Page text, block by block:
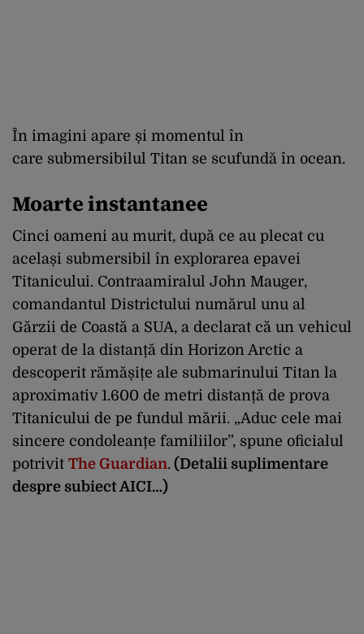
În imagini apare și momentul în
care submersibilul Titan se scufundă în ocean.
Moarte instantanee
Cinci oameni au murit, după ce au plecat cu
același submersibil în explorarea epavei
Titanicului. Contraamiralul John Mauger,
comandantul Districtului numărul unu al
Gărzii de Coastă a SUA, a declarat că un vehicul
operat de la distanță din Horizon Arctic a
descoperit rămășițe ale submarinului Titan la
aproximativ 1.600 de metri distanță de prova
Titanicului de pe fundul mării. „Aduc cele mai
sincere condoleanțe familiilor”, spune oficialul
potrivit The Guardian. (Detalii suplimentare
despre subiect AICI…)